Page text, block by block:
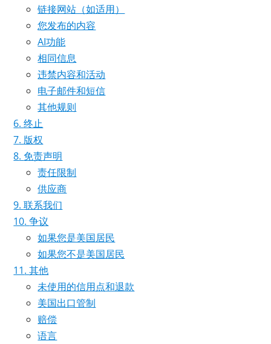
链接网站（如适用）
您发布的内容
AI功能
相同信息
违禁内容和活动
电子邮件和短信
其他规则
终止
版权
免责声明
责任限制
供应商
联系我们
争议
如果您是美国居民
如果您不是美国居民
其他
未使用的信用点和退款
美国出口管制
赔偿
语言